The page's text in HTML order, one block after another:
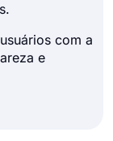
com a
e